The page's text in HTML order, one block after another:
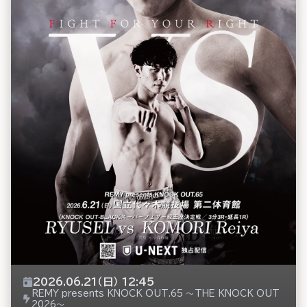
2026.06.21（日） 12:45
REMY presents KNOCK OUT.65 ～THE KNOCK OUT
2026～